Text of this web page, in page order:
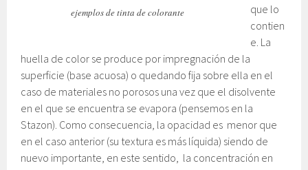
ejemplos de tinta de colorante
que lo
contien
e. La
huella de color se produce por impregnación de la
superficie (base acuosa) o quedando fija sobre ella en el
caso de materiales no porosos una vez que el disolvente
en el que se encuentra se evapora (pensemos en la
Stazon). Como consecuencia, la opacidad es menor que
en el caso anterior (su textura es más líquida) siendo de
nuevo importante, en este sentido, la concentración en